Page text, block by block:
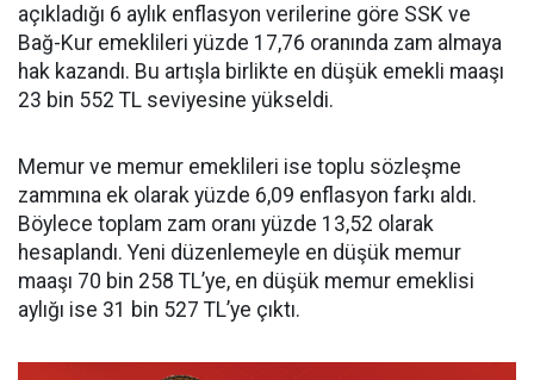
açıkladığı 6 aylık enflasyon verilerine göre SSK ve
Bağ-Kur emeklileri yüzde 17,76 oranında zam almaya
hak kazandı. Bu artışla birlikte en düşük emekli maaşı
23 bin 552 TL seviyesine yükseldi.
Memur ve memur emeklileri ise toplu sözleşme
zammına ek olarak yüzde 6,09 enflasyon farkı aldı.
Böylece toplam zam oranı yüzde 13,52 olarak
hesaplandı. Yeni düzenlemeyle en düşük memur
maaşı 70 bin 258 TL’ye, en düşük memur emeklisi
aylığı ise 31 bin 527 TL’ye çıktı.